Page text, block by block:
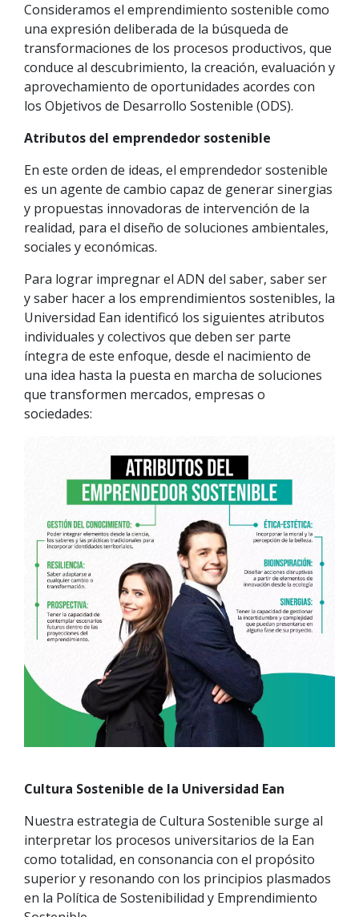
Consideramos el emprendimiento sostenible como
una expresión deliberada de la búsqueda de
transformaciones de los procesos productivos, que
conduce al descubrimiento, la creación, evaluación y
aprovechamiento de oportunidades acordes con
los Objetivos de Desarrollo Sostenible (ODS).
Atributos del emprendedor sostenible
En este orden de ideas, el emprendedor sostenible
es un agente de cambio capaz de generar sinergias
y propuestas innovadoras de intervención de la
realidad, para el diseño de soluciones ambientales,
sociales y económicas.
Para lograr impregnar el ADN del saber, saber ser
y saber hacer a los emprendimientos sostenibles, la
Universidad Ean identificó los siguientes atributos
individuales y colectivos que deben ser parte
íntegra de este enfoque, desde el nacimiento de
una idea hasta la puesta en marcha de soluciones
que transformen mercados, empresas o
sociedades:
Cultura Sostenible de la Universidad Ean
Nuestra estrategia de Cultura Sostenible surge al
interpretar los procesos universitarios de la Ean
como totalidad, en consonancia con el propósito
superior y resonando con los principios plasmados
en la Política de Sostenibilidad y Emprendimiento